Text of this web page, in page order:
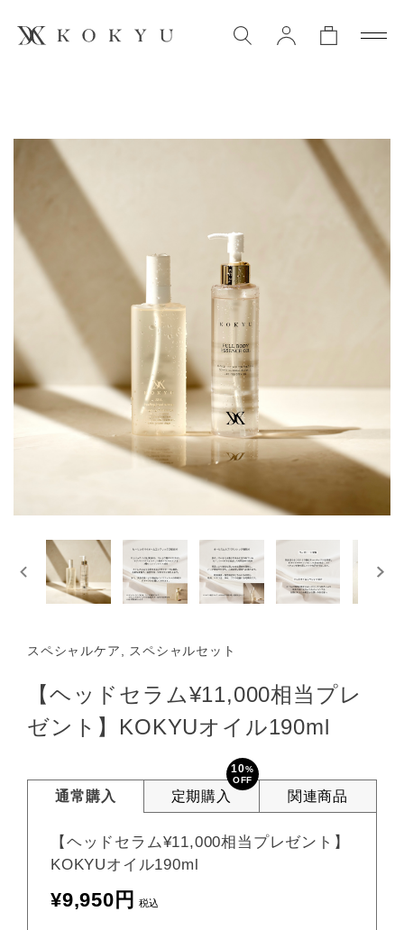
スペシャルケア, スペシャルセット
【ヘッドセラム¥11,000相当プレ
ゼント】KOKYUオイル190ml
通常購入 定期購入
10%
OFF
関連商品
【ヘッドセラム¥11,000相当プレゼント】
KOKYUオイル190ml
¥9,950円 税込